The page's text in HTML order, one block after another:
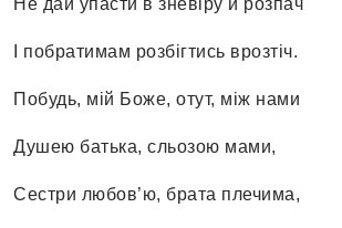
Не дай упасти в зневіру й розпач
І побратимам розбігтись врозтіч.
Побудь, мій Боже, отут, між нами
Душею батька, сльозою мами,
Сестри любов’ю, брата плечима,